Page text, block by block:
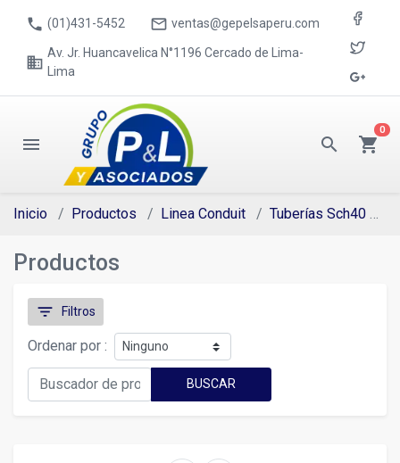
phone (01)431-5452 mail_outline ventas@gepelsaperu.com
business
Av. Jr. Huancavelica N°1196 Cercado de Lima-
Lima
menu search shopping_cart
0
Inicio Productos Linea Conduit Tuberías Sch40
Productos
filter_list Filtros
Ordenar por :
BUSCAR